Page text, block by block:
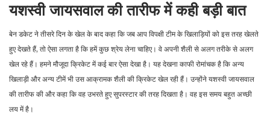
यशस्वी जायसवाल की तारीफ में कही बड़ी बात
बेन डकेट ने तीसरे दिन के खेल के बाद कहा कि जब आप विपक्षी टीम के खिलाड़ियों को इस तरह खेलते
हुए देखते हैं, तो ऐसा लगता है कि हमें कुछ श्रेय लेना चाहिए। वे अपनी शैली से अलग तरीके से अलग
खेल रहे हैं। हमने मौजूदा क्रिकेट में कई बार ऐसा देखा है। यह देखना काफी रोमांचक है कि अन्य
खिलाड़ी और अन्य टीमें भी उस आक्रामक शैली की क्रिकेट खेल रही हैं। उन्होंने यशस्वी जायसवाल
की तारीफ की और कहा कि वह उभरते हुए सुपरस्टार की तरह दिखता है। वह इस समय बहुत अच्छी
लय में है।